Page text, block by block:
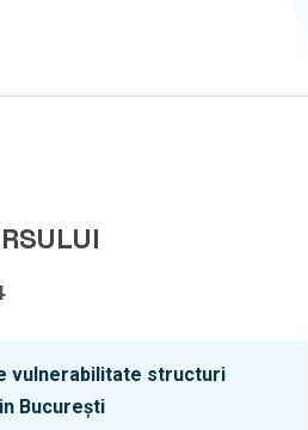
vulnerabilitate structuri
București